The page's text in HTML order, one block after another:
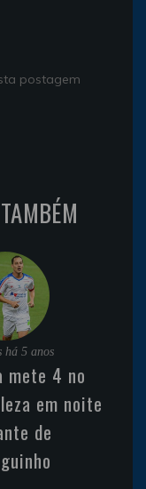
postagem
há 5 anos
mete 4 no
em noite
de